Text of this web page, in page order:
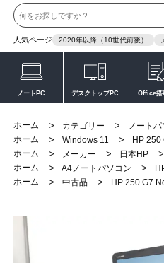
人気ページ 2020年以降（10世代前後）
ノートPC デスクトップPC Office搭
ホーム > カテゴリー > ノートパ
ホーム
> Windows 11 >
HP 250
ホーム
> メーカー > 日本HP >
ホーム
> A4ノートパソコン >
ホーム
> 中古品 > HP 250 G7